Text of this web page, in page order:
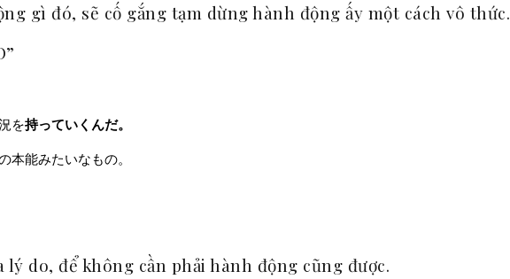
gì đó, sẽ cố gắng tạm dừng hành động ấy một cách vô thức.
を持っていくんだ。
能みたいなもの。
do, để không cần phải hành động cũng được.